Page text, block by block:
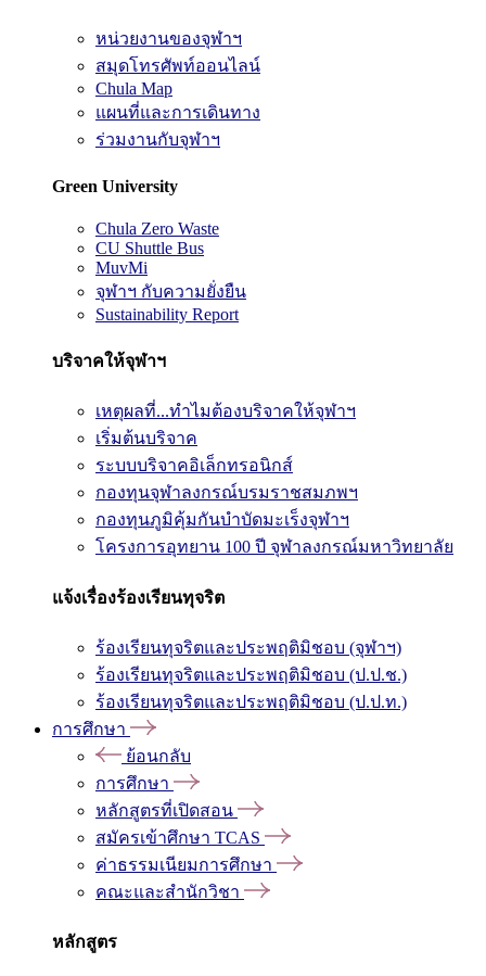
หน่วยงานของจุฬาฯ
สมุดโทรศัพท์ออนไลน์
Chula Map
แผนที่และการเดินทาง
ร่วมงานกับจุฬาฯ
Green University
Chula Zero Waste
CU Shuttle Bus
MuvMi
จุฬาฯ กับความยั่งยืน
Sustainability Report
บริจาคให้จุฬาฯ
เหตุผลที่...ทำไมต้องบริจาคให้จุฬาฯ
เริ่มต้นบริจาค
ระบบบริจาคอิเล็กทรอนิกส์
กองทุนจุฬาลงกรณ์บรมราชสมภพฯ
กองทุนภูมิคุ้มกันบำบัดมะเร็งจุฬาฯ
โครงการอุทยาน 100 ปี จุฬาลงกรณ์มหาวิทยาลัย
แจ้งเรื่องร้องเรียนทุจริต
ร้องเรียนทุจริตและประพฤติมิชอบ (จุฬาฯ)
ร้องเรียนทุจริตและประพฤติมิชอบ (ป.ป.ช.)
ร้องเรียนทุจริตและประพฤติมิชอบ (ป.ป.ท.)
การศึกษา
ย้อนกลับ
การศึกษา
หลักสูตรที่เปิดสอน
สมัครเข้าศึกษา TCAS
ค่าธรรมเนียมการศึกษา
คณะและสำนักวิชา
หลักสูตร